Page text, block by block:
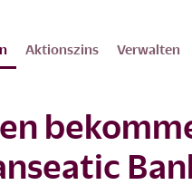
Aktionszins Verwalten